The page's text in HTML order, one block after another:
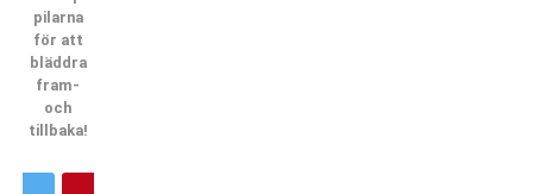
pilarna
för att
bläddra
fram-
och
tillbaka!